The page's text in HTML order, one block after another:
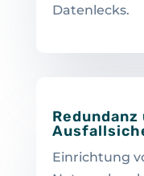
Datenlecks.
Redundanz
Einrichtung